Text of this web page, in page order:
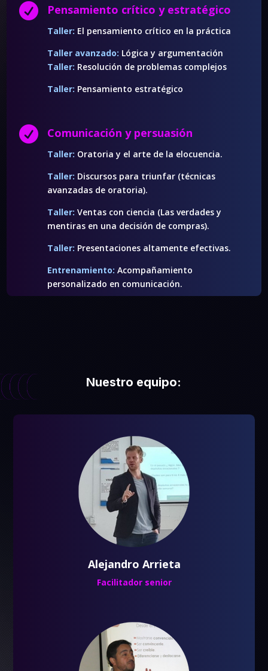
 Pensamiento crítico y estratégico
Taller: El pensamiento crítico en la práctica
Taller avanzado: Lógica y argumentación
Taller: Resolución de problemas complejos
Taller: Pensamiento estratégico
 Comunicación y persuasión
Taller: Oratoria y el arte de la elocuencia.
Taller: Discursos para triunfar (técnicas
avanzadas de oratoria).
Taller: Ventas con ciencia (Las verdades y
mentiras en una decisión de compras).
Taller: Presentaciones altamente efectivas.
Entrenamiento: Acompañamiento
personalizado en comunicación.
Nuestro equipo:
Alejandro Arrieta
Facilitador senior